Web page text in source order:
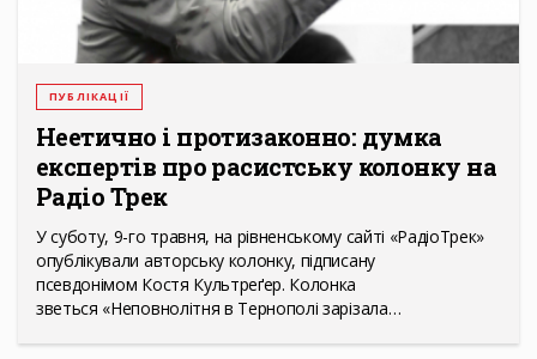
ПУБЛІКАЦІЇ
Неетично і протизаконно: думка
експертів про расистську колонку на
Радіо Трек
У суботу, 9-го травня, на рівненському сайті «РадіоТрек»
опублікували авторську колонку, підписану
псевдонімом Костя Культреґер. Колонка
зветься «Неповнолітня в Тернополі зарізала…